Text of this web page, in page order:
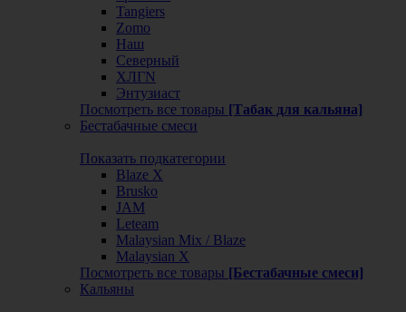
Tangiers
Zomo
Наш
Северный
ХЛГN
Энтузиаст
Посмотреть все товары [Табак для кальяна]
Бестабачные смеси
Показать подкатегории
Blaze X
Brusko
JAM
Leteam
Malaysian Mix / Blaze
Malaysian X
Посмотреть все товары [Бестабачные смеси]
Кальяны